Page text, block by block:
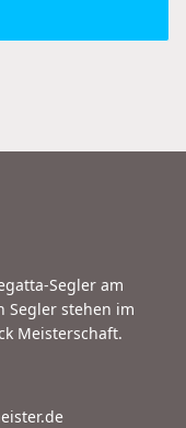
Segler am
Segler stehen im
Meisterschaft.